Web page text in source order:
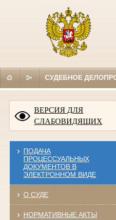
СУДЕБНОЕ
ВЕРСИЯ ДЛЯ
СЛАБОВИДЯЩИХ
ПОДАЧА
ПРОЦЕССУАЛЬНЫХ
ДОКУМЕНТОВ В
ЭЛЕКТРОННОМ ВИДЕ
О СУДЕ
НОРМАТИВНЫЕ АКТЫ